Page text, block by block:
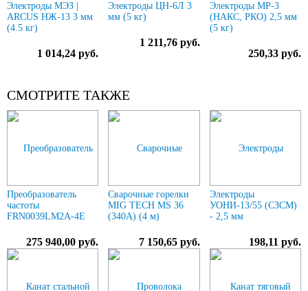
Электроды МЭЗ |
ARCUS НЖ-13 3 мм
(4.5 кг)
1 014,24 руб.
Электроды ЦН-6Л 3
мм (5 кг)
1 211,76 руб.
Электроды МР-3
(НАКС, РКО) 2,5 мм
(5 кг)
250,33 руб.
СМОТРИТЕ ТАКЖЕ
Преобразователь
частоты
FRN0039LM2A-4E
275 940,00 руб.
Сварочные горелки
MIG TECH MS 36
(340A) (4 м)
7 150,65 руб.
Электроды
УОНИ-13/55 (СЗСМ)
- 2,5 мм
198,11 руб.